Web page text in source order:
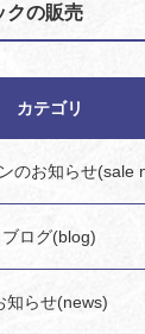
クの販売
カテゴリ
のお知らせ(sale
ブログ(blog)
知らせ(news)